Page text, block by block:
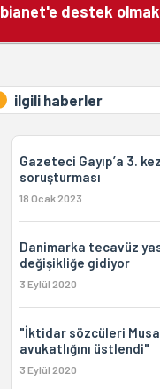
bianet'e destek olmak
ilgili haberler
Gazeteci Gayıp’a 3.
soruşturması
18 Ocak 2023
Danimarka tecavüz
değişikliğe gidiyor
3 Eylül 2020
"İktidar sözcüleri Musa
avukatlığını üstlendi"
3 Eylül 2020